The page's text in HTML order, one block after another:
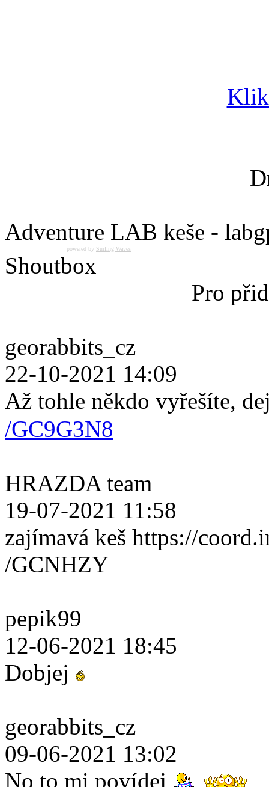
Adventure LAB keše -
powered by Surfing Waves
Shoutbox
Pro
georabbits_cz
22-10-2021 14:09
Až tohle někdo vyřešíte,
/GC9G3N8
HRAZDA team
19-07-2021 11:58
zajímavá keš https://
/GCNHZY
pepik99
12-06-2021 18:45
Dobjej
georabbits_cz
09-06-2021 13:02
No to mi povídej